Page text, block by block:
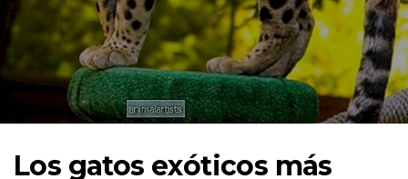
Los gatos exóticos más